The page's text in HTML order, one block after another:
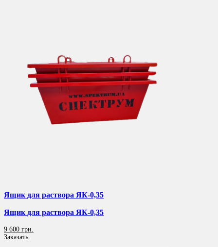
Ящик для раствора ЯК-0,35
Ящик для раствора ЯК-0,35
9 600 грн.
Заказать